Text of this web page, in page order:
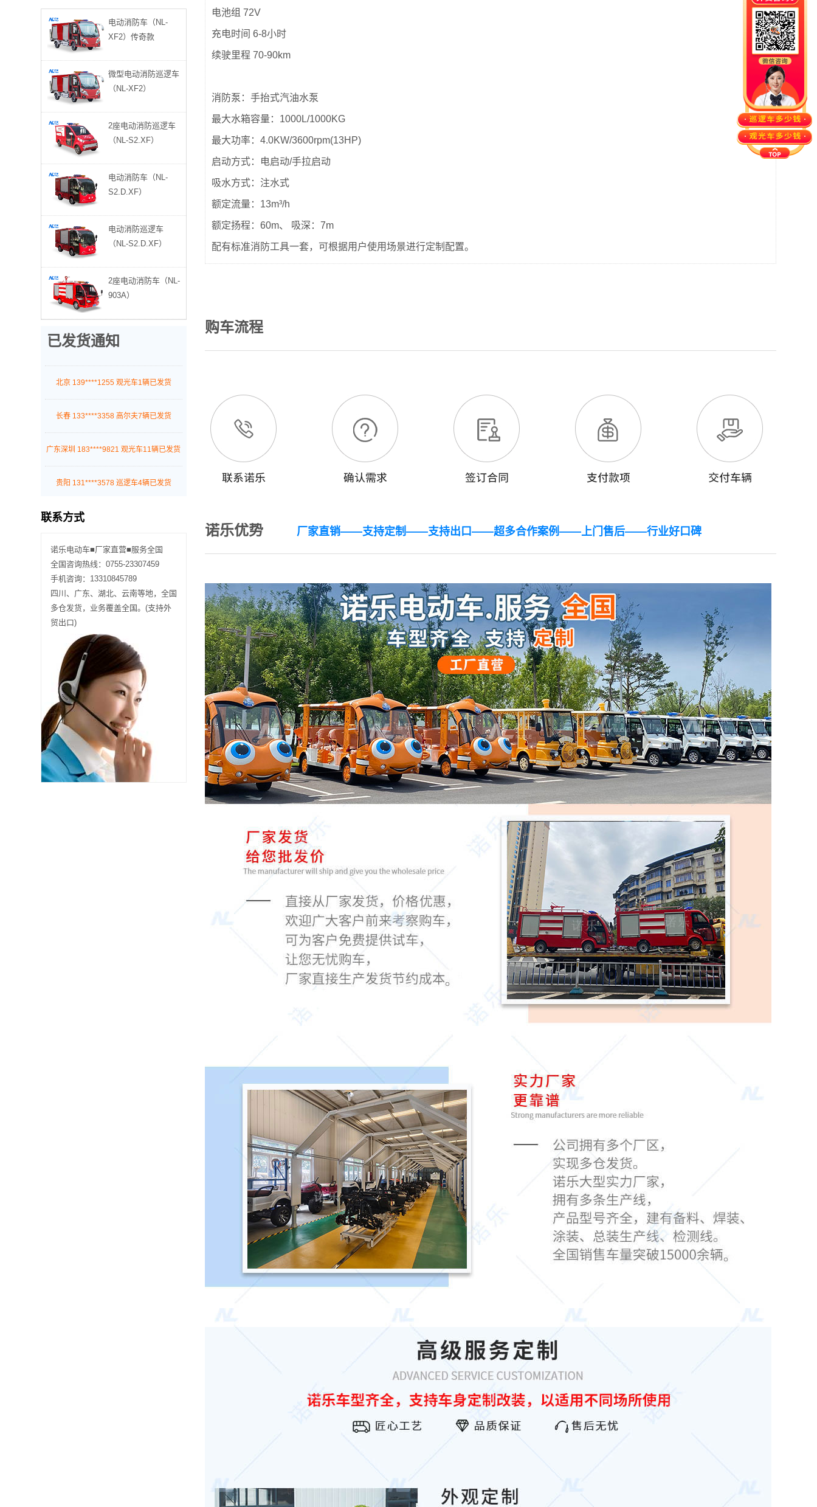
电动消防车（NL-
XF2）传奇款
微型电动消防巡逻车
（NL-XF2）
2座电动消防巡逻车
（NL-S2.XF）
电动消防车（NL-
S2.D.XF）
电动消防巡逻车
（NL-S2.D.XF）
2座电动消防车（NL-
903A）
已发货通知
湖北黄石 187****5343观光车8辆已发货
广西136****5513垃圾驳运车3辆已发货
贵州173****1171电动货车1辆已发货
广东茂名 183****9812观光车4辆已发货
贵州毕节 139****8122观光车1辆已发货
云南昭通 189****7272观光车5辆已发货
云南玉溪 153****7018巡逻车3辆已发货
北京 139****1255 观光车1辆已发货
长春 133****3358 高尔夫7辆已发货
广东深圳 183****9821 观光车11辆已发货
贵阳 131****3578 巡逻车4辆已发货
广东深圳 177****1245 巡逻车12辆已发货
广东深圳 187****7882 消防车2辆已发货
广东深圳 189****4512 观光车7辆已发货
广东深圳 155****2004 巡逻车10辆已发货
广东深圳 188****7888 观光车2辆已发货
广东深圳 137****2788 巡逻车7辆已发货
四川成都 136****0045 扫地车15辆已发货
广东佛山 134****2010 观光车2辆已发货
四川成都 150****5789 巡逻车1辆已发货
重庆奉节 139****0107 巡逻车2辆已发货
联系方式
诺乐电动车■厂家直营■服务全国
全国咨询热线：0755-23307459
手机咨询：13310845789
四川、广东、湖北、云南等地，全国
多仓发货，业务覆盖全国。(支持外
贸出口)
电池组 72V
充电时间 6-8小时
续驶里程 70-90km
消防泵：手抬式汽油水泵
最大水箱容量：1000L/1000KG
最大功率：4.0KW/3600rpm(13HP)
启动方式：电启动/手拉启动
吸水方式：注水式
额定流量：13m³/h
额定扬程：60m、 吸深：7m
配有标准消防工具一套，可根据用户使用场景进行定制配置。
购车流程
诺乐优势 厂家直销——支持定制——支持出口——超多合作案例——上门售后——行业好口碑